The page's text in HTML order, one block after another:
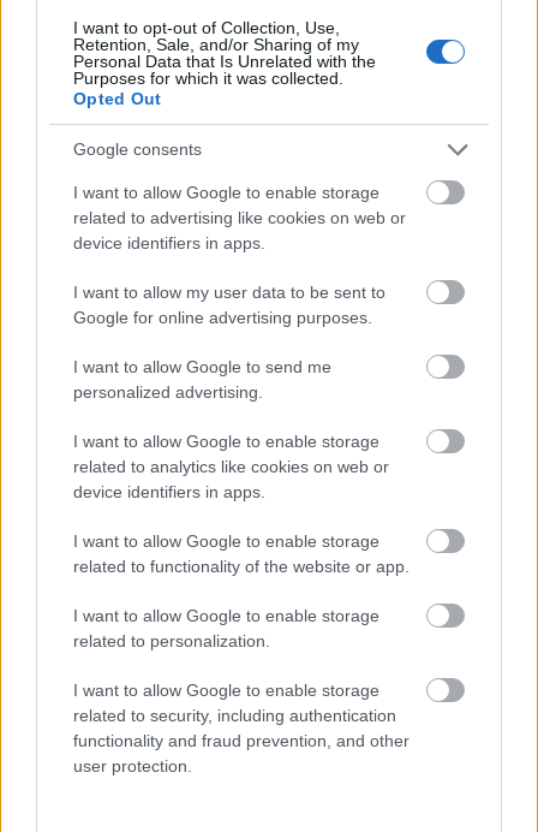
I want to opt-out of Collection, Use,
Retention, Sale, and/or Sharing of my
Personal Data that Is Unrelated with the
Purposes for which it was collected.
Opted Out
Google consents
I want to allow Google to enable storage
related to advertising like cookies on web or
device identifiers in apps.
I want to allow my user data to be sent to
Google for online advertising purposes.
I want to allow Google to send me
personalized advertising.
I want to allow Google to enable storage
related to analytics like cookies on web or
device identifiers in apps.
I want to allow Google to enable storage
related to functionality of the website or app.
I want to allow Google to enable storage
related to personalization.
I want to allow Google to enable storage
related to security, including authentication
functionality and fraud prevention, and other
user protection.
Η χαμηλή… απόδοση Μητσοτάκη στις
στοιχηματικές - Ποιος επισκέφθηκε τα
πυρόπληκτα ζωάκια - Το μισογεμάτο ποτήρι
του ΣΥΡΙΖΑ
Ποια είναι η (κυβερνητική) λίστα με τα μεγάλα
χρονοδιαγράμματα
Δυτ. Αττική: Το χρονοδιάγραμμα
αποκατάστασης μετά τη φωτιά - Στόχος η
έναρξη των έργων πριν τις 15/9
TAGS: Πιστοποιητικό εμβολιασμού
Πορτογαλία
Κορονοϊός
BEST OFINTERNET